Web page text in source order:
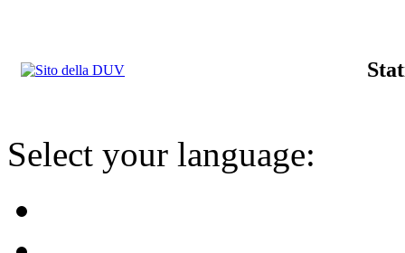
Select your language: